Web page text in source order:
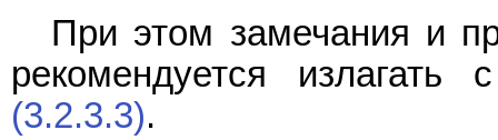
При этом замечания и
рекомендуется
(3.2.3.3).